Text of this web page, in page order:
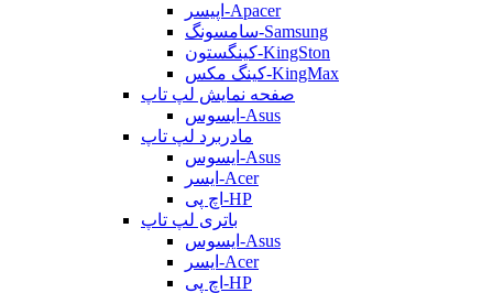
اپیسر-Apacer
سامسونگ-Samsung
کینگستون-KingSton
کینگ مکس-KingMax
صفحه نمایش لپ تاپ
ایسوس-Asus
مادربرد لپ تاپ
ایسوس-Asus
ایسر-Acer
اچ پی-HP
باتری لپ تاپ
ایسوس-Asus
ایسر-Acer
اچ پی-HP